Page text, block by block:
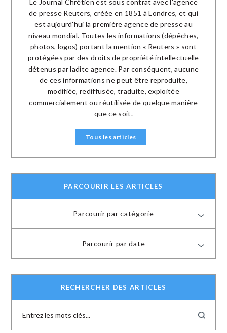
Le Journal Chrétien est sous contrat avec l'agence
de presse Reuters, créée en 1851 à Londres, et qui
est aujourd'hui la première agence de presse au
niveau mondial. Toutes les informations (dépêches,
photos, logos) portant la mention « Reuters » sont
protégées par des droits de propriété intellectuelle
détenus par ladite agence. Par conséquent, aucune
de ces informations ne peut être reproduite,
modifiée, rediffusée, traduite, exploitée
commercialement ou réutilisée de quelque manière
que ce soit.
Tous les articles
PARCOURIR LES ARTICLES
Parcourir par catégorie
Parcourir par date
RECHERCHER DES ARTICLES